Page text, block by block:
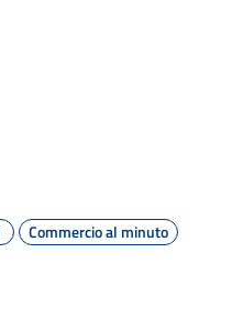
Commercio al minuto